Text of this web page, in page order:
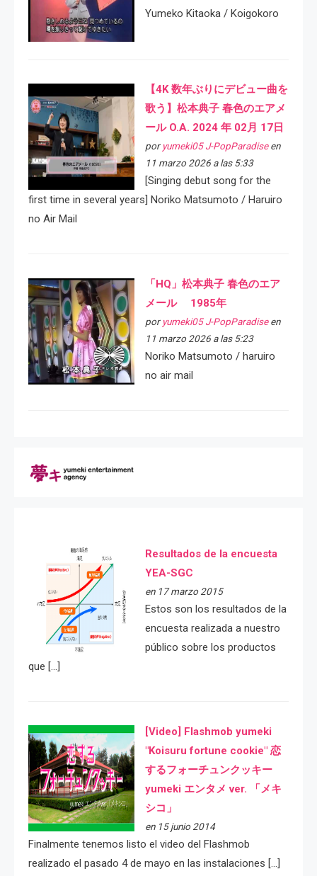
Yumeko Kitaoka / Koigokoro
【4K 数年ぶりにデビュー曲を
歌う】松本典子 春色のエアメ
ール O.A. 2024 年 02月 17日
por yumeki05 J-PopParadiseen
11 marzo 2026 a las 5:33
[Singing debut song for the
first time in several years] Noriko Matsumoto / Haruiro
no Air Mail
「HQ」松本典子 春色のエア
メール 1985年
por yumeki05 J-PopParadiseen
11 marzo 2026 a las 5:23
Noriko Matsumoto / haruiro
no air mail
Resultados de la encuesta
YEA-SGC
en 17 marzo 2015
Estos son los resultados de la
encuesta realizada a nuestro
público sobre los productos
que […]
[Video] Flashmob yumeki
"Koisuru fortune cookie" 恋
するフォーチュンクッキー
yumeki エンタメ ver. 「メキ
シコ」
en 15 junio 2014
Finalmente tenemos listo el video del Flashmob
realizado el pasado 4 de mayo en las instalaciones […]